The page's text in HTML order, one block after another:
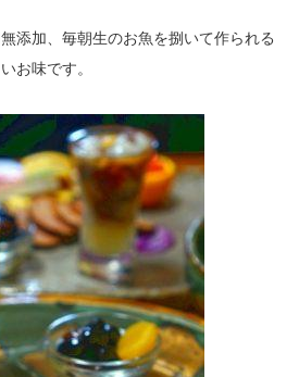
添加、毎朝生のお魚を捌いて作られる
お味です。